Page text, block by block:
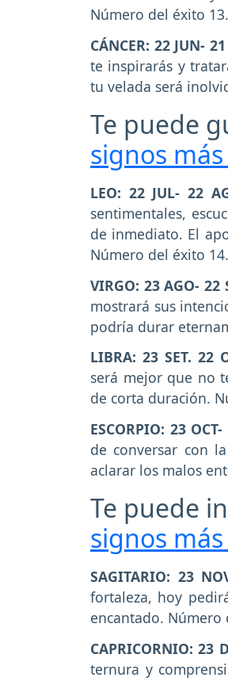
Número del éxito 13.
CÁNCER: 22 JUN-
te inspirarás y
tu velada será
Te puede
signos
LEO: 22 JUL- 22
sentimentales,
de inmediato. El
Número del éxito 14.
VIRGO: 23 AGO- 22
mostrará sus
podría durar
LIBRA: 23 SET. 22
será mejor que no
de corta duración.
ESCORPIO: 23
de conversar con
aclarar los malos
Te puede
signos
SAGITARIO: 23
fortaleza, hoy
encantado. Número
CAPRICORNIO: 23
ternura y